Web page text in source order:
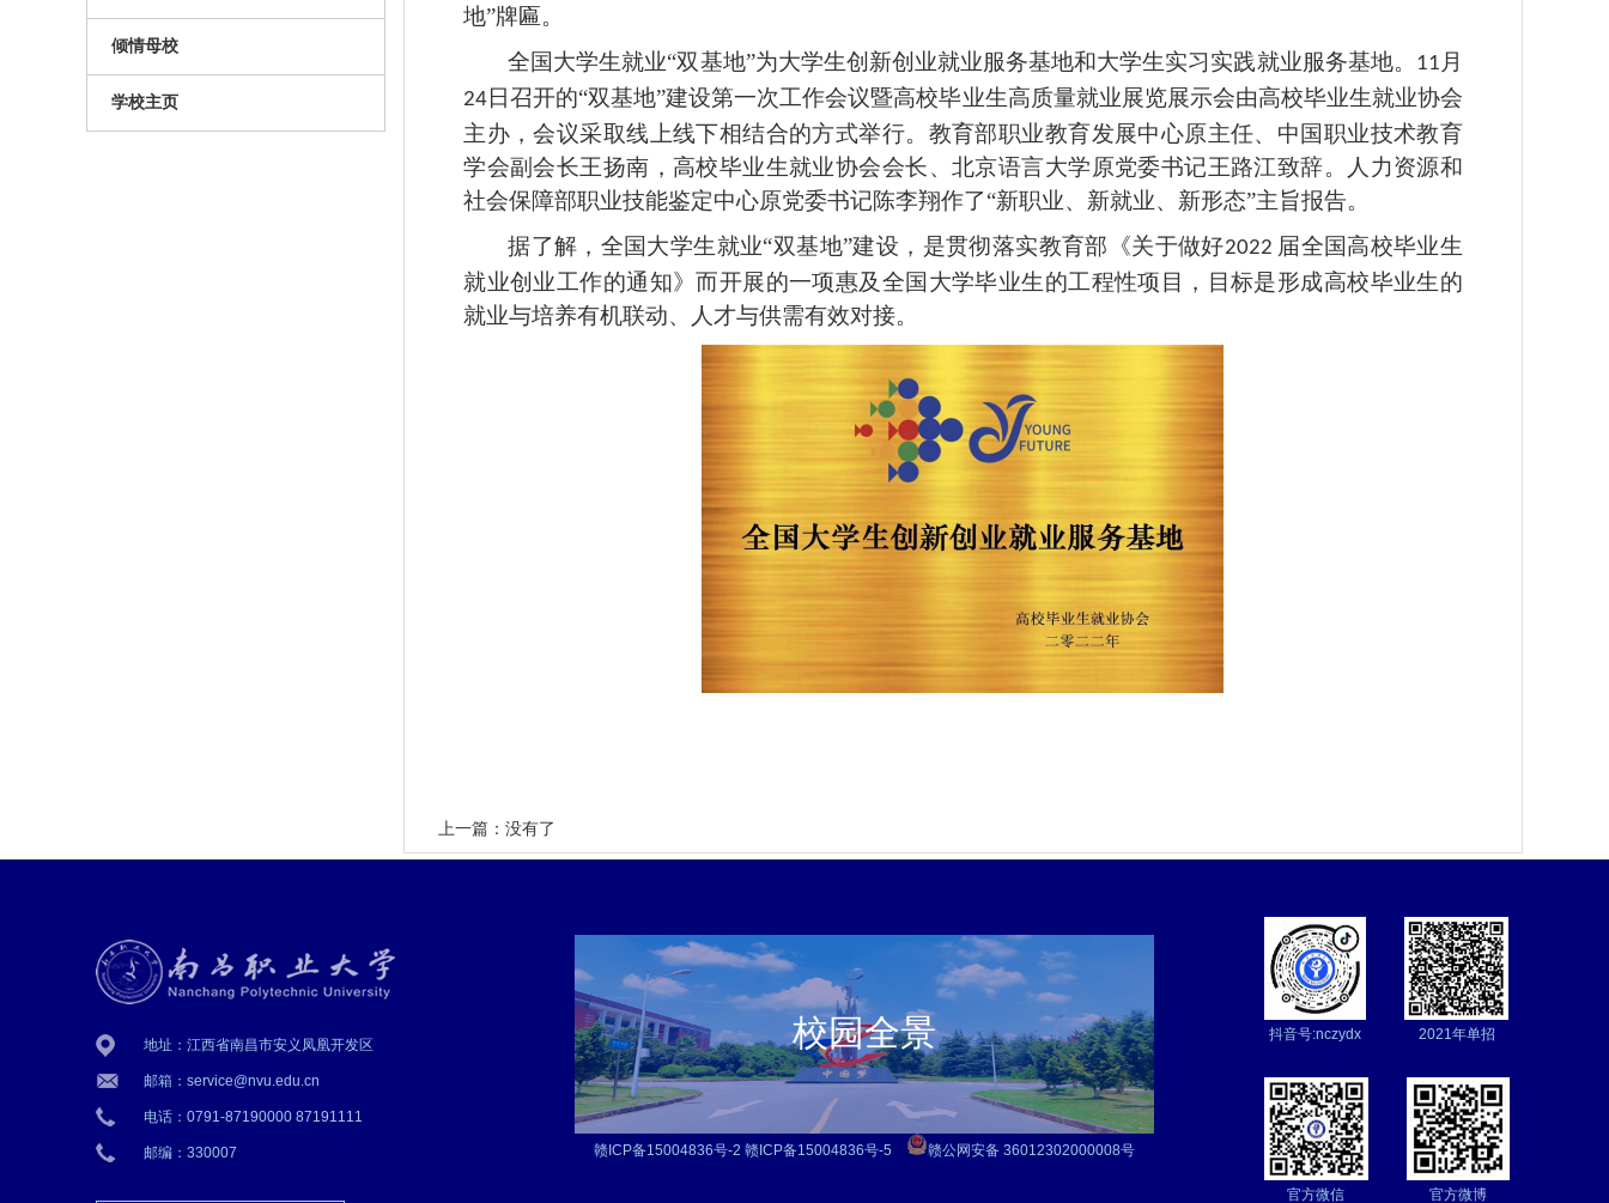
倾情母校
学校主页
地”牌匾。
全国大学生就业“双基地”为大学生创新创业就业服务基地和大学生实习实践就业服务基地。 11 月
24 日召开的“双基地”建设第一次工作会议暨高校毕业生高质量就业展览展示会由高校毕业生就业协会
主办，会议采取线上线下相结合的方式举行。教育部职业教育发展中心原主任、中国职业技术教育
学会副会长王扬南，高校毕业生就业协会会长、北京语言大学原党委书记王路江致辞。人力资源和
社会保障部职业技能鉴定中心原党委书记陈李翔作了“新职业、新就业、新形态”主旨报告。
据了解，全国大学生就业“双基地”建设，是贯彻落实教育部《关于做好2022 届全国高校毕业生
就业创业工作的通知》而开展的一项惠及全国大学毕业生的工程性项目，目标是形成高校毕业生的
就业与培养有机联动、人才与供需有效对接。
上一篇：没有了
地址：江西省南昌市安义凤凰开发区
邮箱：service@nvu.edu.cn
电话：0791-87190000 87191111
邮编：330007
校园全景
赣ICP备15004836号-2 赣ICP备15004836号-5 赣公网安备 36012302000008号
抖音号:nczydx 2021年单招
官方微信 官方微博